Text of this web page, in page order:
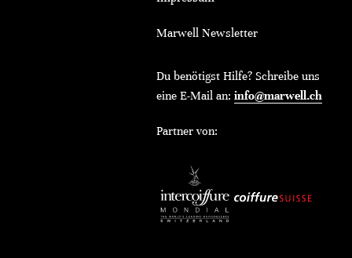
Marwell Newsletter
Du benötigst Hilfe? Schreibe uns
eine E-Mail an: info@marwell.ch
Partner von: